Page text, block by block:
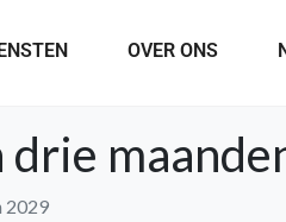
OVER ONS
2029